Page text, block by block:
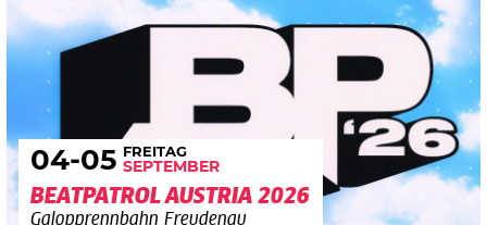
04-05 FREITAG
SEPTEMBER
BEATPATROL AUSTRIA 2026
Galopprennbahn Freudenau